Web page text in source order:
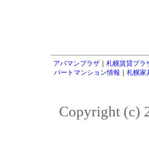
アパマンプラザ ｜ 札幌賃貸プラ
パートマンション情報 ｜ 札幌家
Copyright (c)